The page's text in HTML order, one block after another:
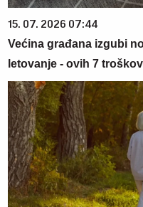
15. 07. 2026 07:44
Većina građana izgubi
letovanje - ovih 7